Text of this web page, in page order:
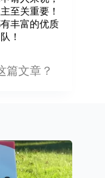
至关重要！
丰富的优质
！
篇文章？